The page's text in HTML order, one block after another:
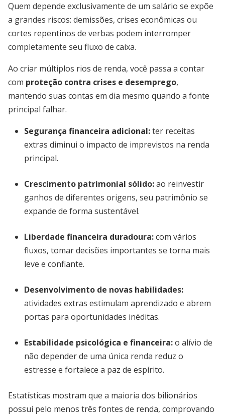
Quem depende exclusivamente de um salário se expõe
a grandes riscos: demissões, crises econômicas ou
cortes repentinos de verbas podem interromper
completamente seu fluxo de caixa.
Ao criar múltiplos rios de renda, você passa a contar
com proteção contra crises e desemprego,
mantendo suas contas em dia mesmo quando a fonte
principal falhar.
Segurança financeira adicional:ter receitas
extras diminui o impacto de imprevistos na renda
principal.
Crescimento patrimonial sólido:ao reinvestir
ganhos de diferentes origens, seu patrimônio se
expande de forma sustentável.
Liberdade financeira duradoura:com vários
fluxos, tomar decisões importantes se torna mais
leve e confiante.
Desenvolvimento de novas habilidades:
atividades extras estimulam aprendizado e abrem
portas para oportunidades inéditas.
Estabilidade psicológica e financeira:o alívio de
não depender de uma única renda reduz o
estresse e fortalece a paz de espírito.
Estatísticas mostram que a maioria dos bilionários
possui pelo menos três fontes de renda, comprovando